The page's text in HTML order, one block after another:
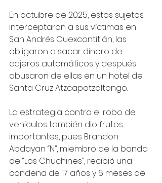
En octubre de 2025, estos sujetos
interceptaron a sus víctimas en
San Andrés Cuexcontitlán, las
obligaron a sacar dinero de
cajeros automáticos y después
abusaron de ellas en un hotel de
Santa Cruz Atzcapotzaltongo.
La estrategia contra el robo de
vehículos también dio frutos
importantes, pues Brandon
Abdayan “N”, miembro de la banda
de “Los Chuchines”, recibió una
condena de 17 años y 6 meses de